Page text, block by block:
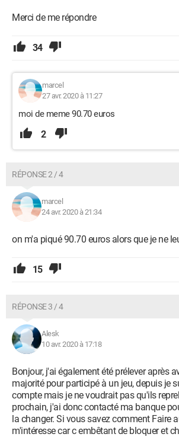
Merci de me répondre
34
marcel
27 avr. 2020 à 11:27
moi de meme 90.70 euros
2
RÉPONSE 2 / 4
marcel
24 avr. 2020 à 21:34
on m'a piqué 90.70 euros alors que je ne
15
RÉPONSE 3 / 4
Alesk
10 avr. 2020 à 17:18
Bonjour, j'ai également été prélever après
majorité pour participé à un jeu, depuis je
compte mais je ne voudrait pas qu'ils
prochain, j'ai donc contacté ma banque
la changer. Si vous savez comment Faire
m'intéresse car c embêtant de bloquer et